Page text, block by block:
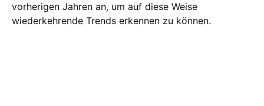
vorherigen Jahren an, um auf diese Weise
wiederkehrende Trends erkennen zu können.